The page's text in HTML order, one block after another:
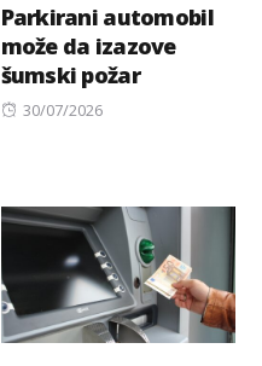
Parkirani automobil
može da izazove
šumski požar
Posted
30/07/2026